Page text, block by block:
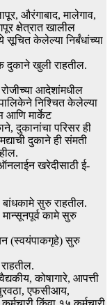
औरंगाबाद, मालेगाव,
क्षेत्रात खालील
केलेल्या निर्बंधांच्या
दुकाने खुली राहतील.
आदेशांमधील
निश्चित केलेल्या
आणि मार्केट
दुकानांचा परिसर ही
दुकाने ही संमती
खरेदीसाठी ई-
सुरु राहतील.
कामे सुरु
(स्वयंपाकगृहे) सुरु
कोषागारे, आपत्ती
एफसीआय,